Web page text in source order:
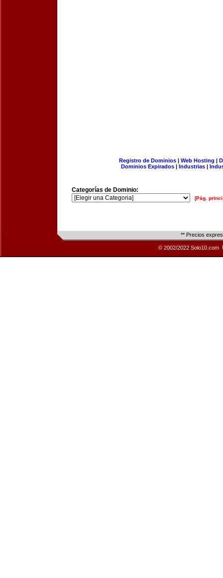
Registro de Dominios| Web Hosting |
Dominios Expirados | Industrias |
Categorías de Dominio:
[Pág.
** Precios
© 2002/2022 Solo10.com